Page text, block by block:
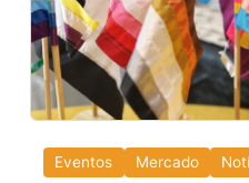
Eventos Mercado